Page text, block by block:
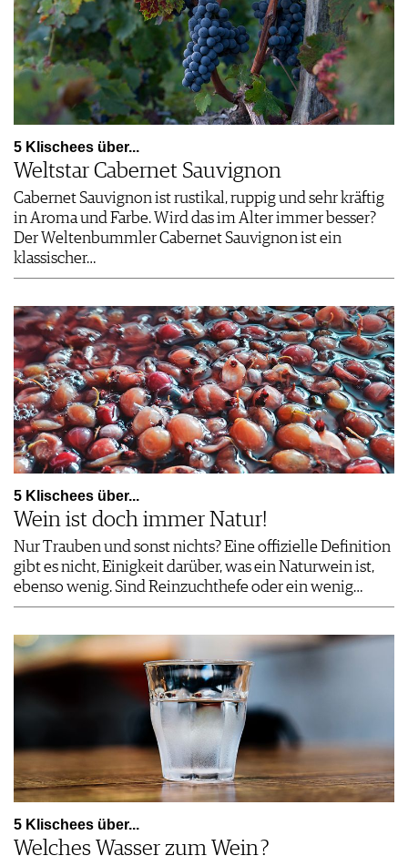
5 Klischees über...
Weltstar Cabernet Sauvignon
Cabernet Sauvignon ist rustikal, ruppig und sehr kräftig
in Aroma und Farbe. Wird das im Alter immer besser?
Der Weltenbummler Cabernet Sauvignon ist ein
klassischer…
5 Klischees über...
Wein ist doch immer Natur!
Nur Trauben und sonst nichts? Eine offizielle Definition
gibt es nicht, Einigkeit darüber, was ein Naturwein ist,
ebenso wenig. Sind Reinzuchthefe oder ein wenig…
5 Klischees über...
Welches Wasser zum Wein ?